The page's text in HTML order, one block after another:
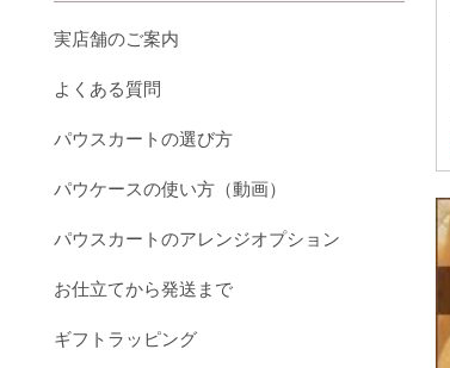
実店舗のご案内
よくある質問
パウスカートの選び方
パウケースの使い方（動画）
パウスカートのアレンジオプション
お仕立てから発送まで
ギフトラッピング